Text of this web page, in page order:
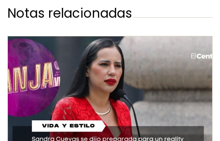
Notas relacionadas